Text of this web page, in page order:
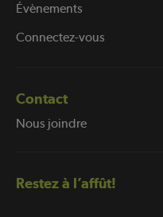
Évènements
Connectez-vous
Contact
Nous joindre
Restez à l’affût!